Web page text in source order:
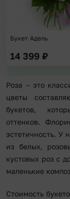
Букет Адель
14 399 ₽
Роза – это
цветы
букетов,
оттенков.
эстетичность. У
из белых,
кустовых роз с
маленькие
Стоимость